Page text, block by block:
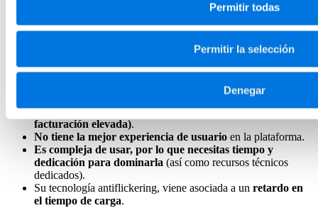
Permitir todas
Permitir la selección
Denegar
lo que todo sumado la hace
muy potente).
HTML para utilizar esta herramienta.
Su precio (solo interesante para empresas con una
facturación elevada).
No tiene la mejor experiencia de usuario en la plataforma.
Es compleja de usar, por lo que necesitas tiempo y
dedicación para dominarla (así como recursos técnicos
dedicados).
Su tecnología antiflickering, viene asociada a un retardo en
el tiempo de carga.